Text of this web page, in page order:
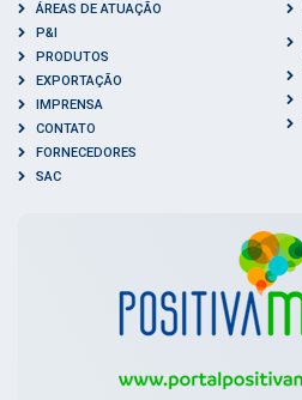
ÁREAS DE ATUAÇÃO
P&I
PRODUTOS
EXPORTAÇÃO
IMPRENSA
CONTATO
FORNECEDORES
SAC